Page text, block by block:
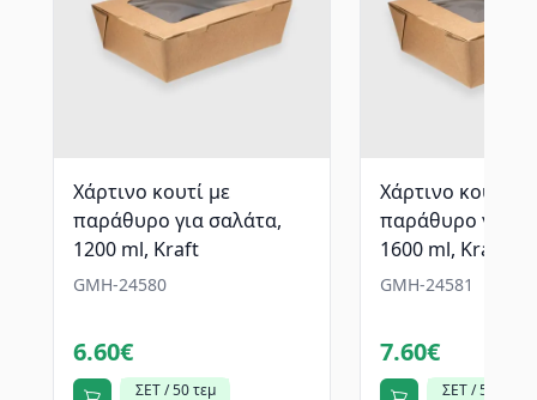
Χάρτινο κουτί με
παράθυρο για σαλάτα,
1200 ml, Kraft
GMH-24580
6.60€
ΣΕΤ / 50 τεμ
Χάρτινο κουτί με
παράθυρο για
1600 ml, Kraft
GMH-24581
7.60€
ΣΕΤ / 50 τεμ